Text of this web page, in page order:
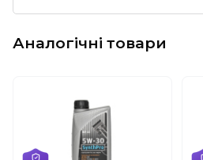
Аналогічні товари